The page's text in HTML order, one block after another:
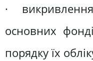
·
основних
порядку їх